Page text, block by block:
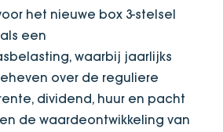
het nieuwe box 3-stelsel
een
waarbij jaarlijks
over de reguliere
dividend, huur en pacht
de waardeontwikkeling van